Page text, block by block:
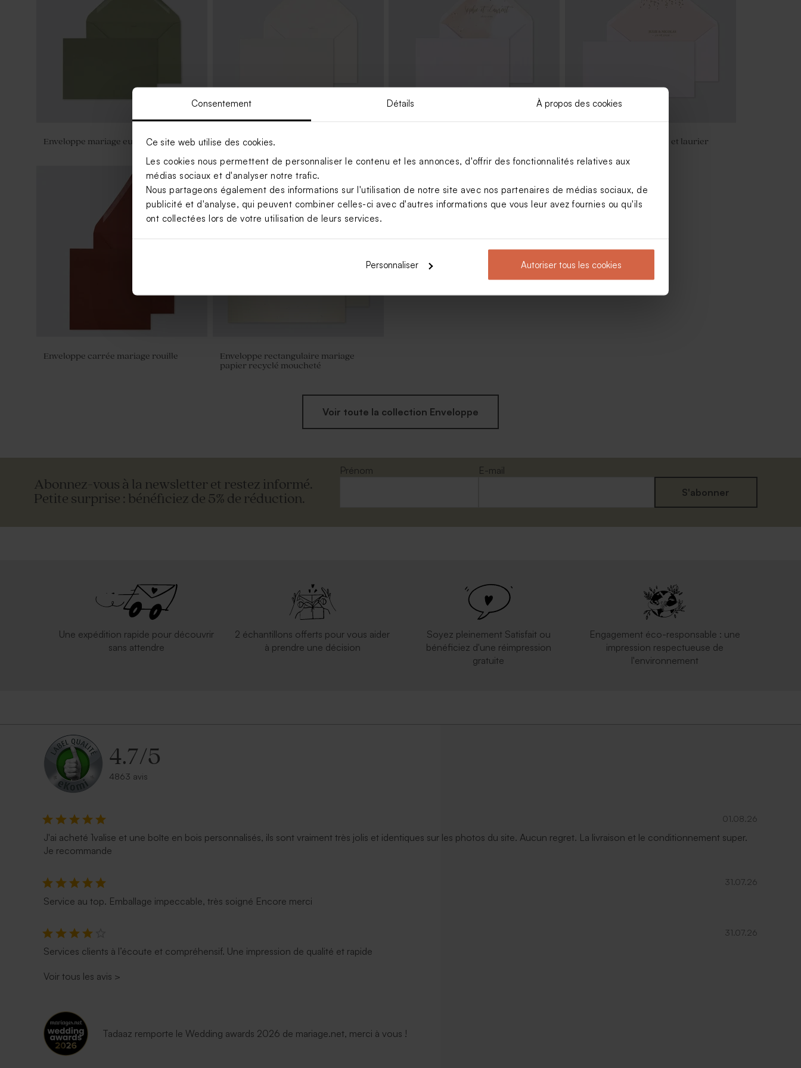
Consentement Détails À propos des cookies
Ce site web utilise des cookies.
Les cookies nous permettent de personnaliser le contenu et les annonces, d'offrir des fonctionnalités relatives aux
médias sociaux et d'analyser notre trafic.
Nous partageons également des informations sur l'utilisation de notre site avec nos partenaires de médias sociaux, de
publicité et d'analyse, qui peuvent combiner celles-ci avec d'autres informations que vous leur avez fournies ou qu'ils
ont collectées lors de votre utilisation de leurs services.
Personnaliser Autoriser tous les cookies
Enveloppe mariage eucalyptus Enveloppe crème rectangle
Enveloppe mariage rose et laurier
Enveloppe carrée mariage rouille
Enveloppe rectangulaire mariage
papier recyclé moucheté
Voir toute la collection Enveloppe
Abonnez-vous à la newsletter et restez informé.
Petite surprise : bénéficiez de 5% de réduction.
Prénom
E-mail
S'abonner
Une expédition rapide pour découvrir
sans attendre
2 échantillons offerts pour vous aider
à prendre une décision
Soyez pleinement Satisfait ou
bénéficiez d'une réimpression
gratuite
Engagement éco-responsable : une
impression respectueuse de
l'environnement
4.7/5
4863 avis
01.08.26
J'ai acheté 1valise et une boîte en bois personnalisés, ils sont vraiment très jolis et identiques sur les photos du site. Aucun regret. La livraison et le conditionnement super.
Je recommande
31.07.26
Service au top. Emballage impeccable, très soigné Encore merci
31.07.26
Services clients à l’écoute et compréhensif. Une impression de qualité et rapide
Voir tous les avis >
Tadaaz remporte le Wedding awards 2026 de mariage.net, merci à vous !